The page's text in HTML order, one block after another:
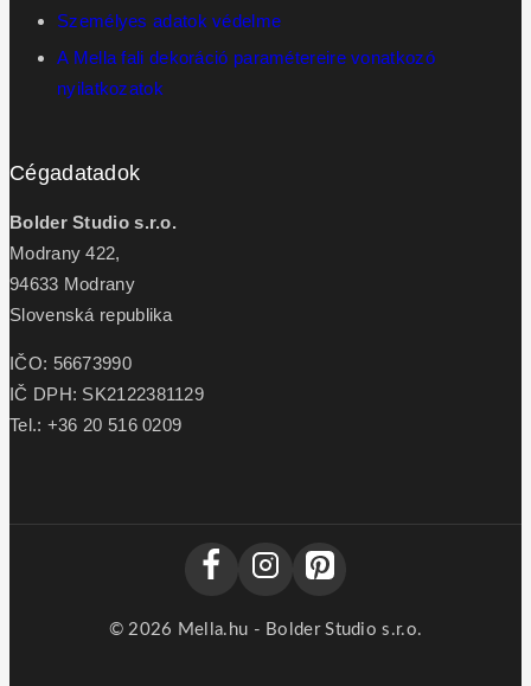
Személyes adatok védelme
A Mella fali dekoráció paramétereire vonatkozó
nyilatkozatok
Cégadatadok
Bolder Studio s.r.o.
Modrany 422,
94633 Modrany
Slovenská republika
IČO: 56673990
IČ DPH: SK2122381129
Tel.: +36 20 516 0209
© 2026 Mella.hu - Bolder Studio s.r.o.